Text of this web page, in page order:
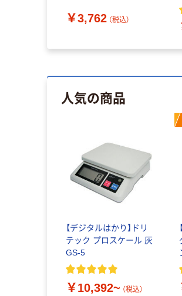
￥3,762 （税込）
人気の商品
【デジタルはかり】ドリ
テック プロスケール 灰
GS-5
￥10,392~ （税込）